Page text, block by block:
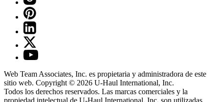
Web Team Associates, Inc. es propietaria y administradora de este
sitio web. Copyright © 2026 U-Haul International, Inc.
Todos los derechos reservados. Las marcas comerciales y la
propiedad intelectual de U-Haul International, Inc. son utilizadas